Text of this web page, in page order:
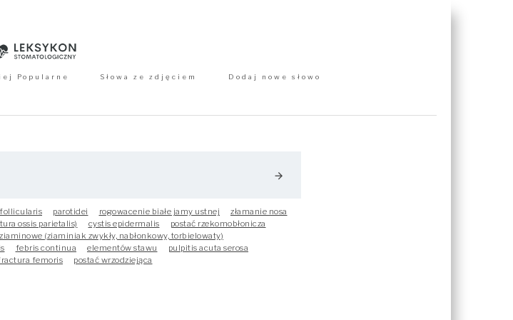
Popularne Słowa ze zdjęciem Dodaj nowe słowo
arrow_forward
parotidei rogowacenie białe jamy ustnej
złamanie nosa
ossis parietalis) cystis epidermalis
postać rzekomobłonicza
ziaminowe (ziaminiak zwykły, nabłonkowy, torbielowaty)
febris continua elementów stawu
pulpitis acuta serosa
femoris postać wrzodziejąca